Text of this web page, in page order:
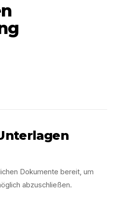
Dokumente bereit, um
abzuschließen.